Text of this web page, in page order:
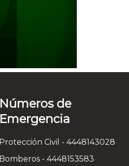
Números de
Emergencia
Protección Civil - 4448143028
Bomberos - 4448153583